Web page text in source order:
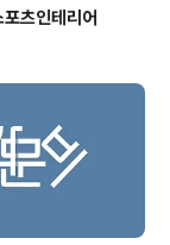
츠인테리어